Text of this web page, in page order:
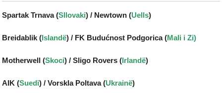
Spartak Trnava (Sllovaki) / Newtown (Uells)
Breidablik (Islandë) / FK Budućnost Podgorica (Mali i Zi)
Motherwell (Skoci) / Sligo Rovers (Irlandë)
AIK (Suedi) / Vorskla Poltava (Ukrainë)